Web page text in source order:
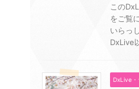
この
をご覧
いらっ
DxLive
DxLive・